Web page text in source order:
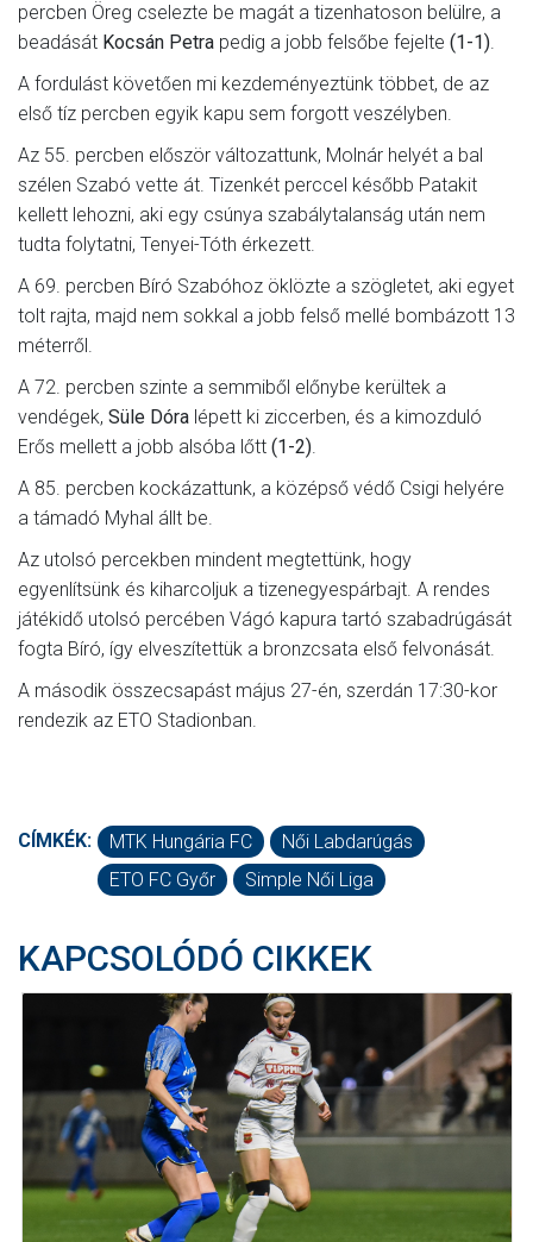
percben Öreg cselezte be magát a tizenhatoson belülre, a
beadását Kocsán Petra pedig a jobb felsőbe fejelte (1-1).
A fordulást követően mi kezdeményeztünk többet, de az
első tíz percben egyik kapu sem forgott veszélyben.
Az 55. percben először változattunk, Molnár helyét a bal
szélen Szabó vette át. Tizenkét perccel később Patakit
kellett lehozni, aki egy csúnya szabálytalanság után nem
tudta folytatni, Tenyei-Tóth érkezett.
A 69. percben Bíró Szabóhoz öklözte a szögletet, aki egyet
tolt rajta, majd nem sokkal a jobb felső mellé bombázott 13
méterről.
A 72. percben szinte a semmiből előnybe kerültek a
vendégek, Süle Dóra lépett ki ziccerben, és a kimozduló
Erős mellett a jobb alsóba lőtt (1-2).
A 85. percben kockázattunk, a középső védő Csigi helyére
a támadó Myhal állt be.
Az utolsó percekben mindent megtettünk, hogy
egyenlítsünk és kiharcoljuk a tizenegyespárbajt. A rendes
játékidő utolsó percében Vágó kapura tartó szabadrúgását
fogta Bíró, így elveszítettük a bronzcsata első felvonását.
A második összecsapást május 27-én, szerdán 17:30-kor
rendezik az ETO Stadionban.
CÍMKÉK: MTK Hungária FC
Női Labdarúgás
ETO FC Győr
Simple Női Liga
KAPCSOLÓDÓ CIKKEK